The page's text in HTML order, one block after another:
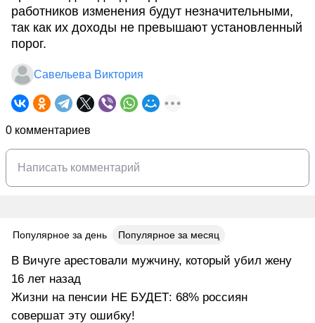
работников изменения будут незначительными,
так как их доходы не превышают установленный
порог.
Савельева Виктория
0 комментариев
Популярное за день Популярное за месяц
В Вичуге арестовали мужчину, который убил жену
16 лет назад
Жизни на пенсии НЕ БУДЕТ: 68% россиян
совершат эту ошибку!